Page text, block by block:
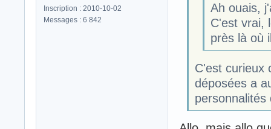
Inscription : 2010-10-02
Messages : 6 842
Ah ouais,
C'est vrai,
près là où
C'est curieux
déposées a